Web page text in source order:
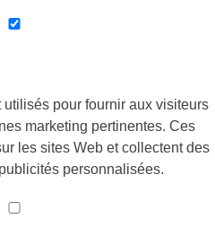
pour fournir aux visiteurs
marketing pertinentes. Ces
les sites Web et collectent des
personnalisées.